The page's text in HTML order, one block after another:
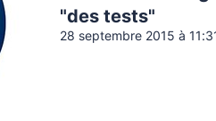
"des tests"
28 septembre 2015 à 11:31